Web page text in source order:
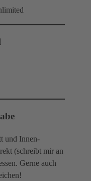
und Innen-
(schreibt mir an
Gerne auch